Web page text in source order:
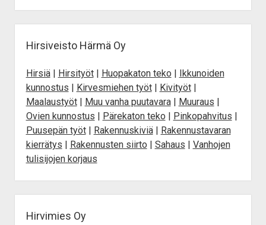
Hirsiveisto Härmä Oy
Hirsiä| Hirsityöt| Huopakaton teko | Ikkunoiden
kunnostus | Kirvesmiehen työt| Kivityöt|
Maalaustyöt| Muu vanha puutavara| Muuraus |
Ovien kunnostus | Pärekaton teko | Pinkopahvitus |
Puusepän työt| Rakennuskiviä| Rakennustavaran
kierrätys | Rakennusten siirto | Sahaus | Vanhojen
tulisijojen korjaus
Hirvimies Oy